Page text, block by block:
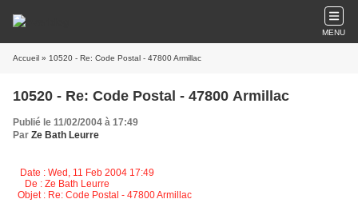
MENU
Accueil » 10520 - Re: Code Postal - 47800 Armillac
10520 - Re: Code Postal - 47800 Armillac
Publié le 11/02/2004 à 17:49
Par Ze Bath Leurre
Date : Wed, 11 Feb 2004 17:49
De : Ze Bath Leurre
Objet : Re: Code Postal - 47800 Armillac